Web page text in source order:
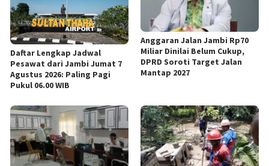
Daftar Lengkap Jadwal
Pesawat dari Jambi Jumat 7
Agustus 2026: Paling Pagi
Pukul 06.00 WIB
Anggaran Jalan Jambi Rp70
Miliar Dinilai Belum Cukup,
DPRD Soroti Target Jalan
Mantap 2027